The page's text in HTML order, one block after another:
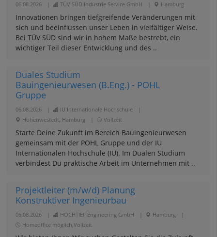
06.08.2026 TÜV SÜD Industrie Service GmbH Hamburg
Innovationen bringen tiefgreifende Veränderungen mit
sich und beeinflussen unser Leben in vielfältiger Weise.
Bei TÜV SÜD sind wir in hohem Maße bestrebt, ein
wichtiger Teil dieser Entwicklung und des ..
Duales Studium
Bauingenieurwesen (B.Eng.) - POHL
Gruppe
06.08.2026 IU Internationale Hochschule
Hohenwestedt, Hamburg
Vollzeit
Starte Deine Zukunft im Bereich Bauingenieurwesen
gemeinsam mit der POHL Gruppe und der IU
Internationalen Hochschule (IU). Im Dualen Studium
verbindest Du praktische Arbeit im Unternehmen mit ..
Projektleiter (m/w/d) Planung
Konstruktiver Ingenieurbau
06.08.2026 HOCHTIEF Engineering GmbH Hamburg
Homeoffice möglich,Vollzeit